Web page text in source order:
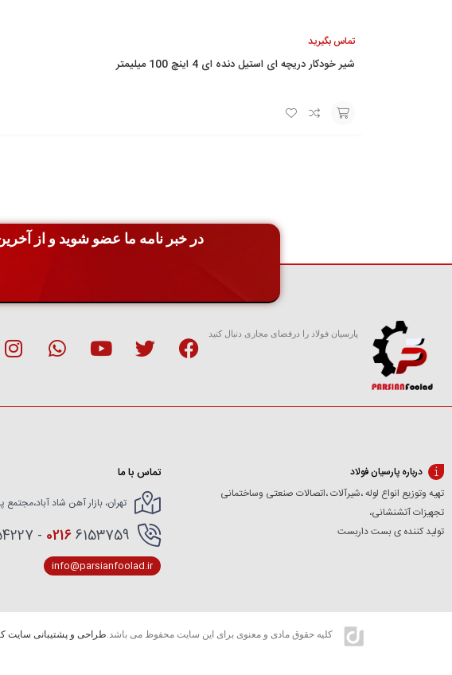
تماس بگیرید
شیر خودکار دریچه ای استیل دنده ای 4 اینچ 100 میلیمتر
در خبر نامه ما عضو شوید و از
پارسیان فولاد را درفضای مجازی دنبال کنید
درباره پارسیان فولاد
تهیه وتوزیع انواع لوله ،شیرآلات ،اتصالات صنعتی وساختمانی
تجهیزات آتشنشانی،
تولید کننده ی بست داربست
تماس با ما
تهران، بازار آهن شاد آباد،مجتمع
02166153759 - 02166154227- 02166154412
info@parsianfoolad.ir
کلیه حقوق مادی و معنوی برای این سایت محفوظ می باشد.طراحی و پشتیبانی سایت